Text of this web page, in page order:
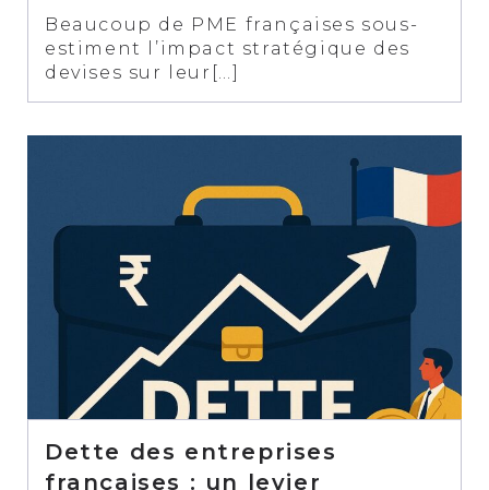
Beaucoup de PME françaises sous-
estiment l’impact stratégique des
devises sur leur[…]
Dette des entreprises
françaises : un levier